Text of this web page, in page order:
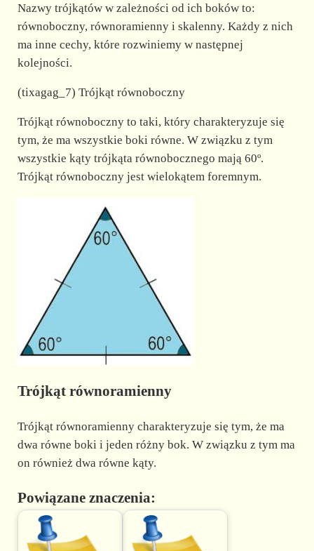
Nazwy trójkątów w zależności od ich boków to:
równoboczny, równoramienny i skalenny. Każdy z nich
ma inne cechy, które rozwiniemy w następnej
kolejności.
(tixagag_7) Trójkąt równoboczny
Trójkąt równoboczny to taki, który charakteryzuje się
tym, że ma wszystkie boki równe. W związku z tym
wszystkie kąty trójkąta równobocznego mają 60º.
Trójkąt równoboczny jest wielokątem foremnym.
Trójkąt równoramienny
Trójkąt równoramienny charakteryzuje się tym, że ma
dwa równe boki i jeden różny bok. W związku z tym ma
on również dwa równe kąty.
Powiązane znaczenia: